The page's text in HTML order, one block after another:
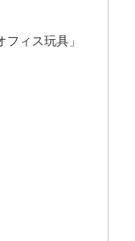
ィス玩具」